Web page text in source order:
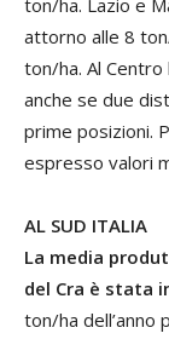
attorno alle 8
ton/ha. Al
anche se due
prime posizioni.
espresso valori
AL SUD ITALIA
La media
del Cra è stata
ton/ha dell’anno